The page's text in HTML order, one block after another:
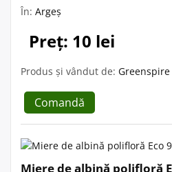
În: Argeș
Preț: 10 lei
Produs și vândut de: Greenspire
Comandă
Miere de albină polifloră